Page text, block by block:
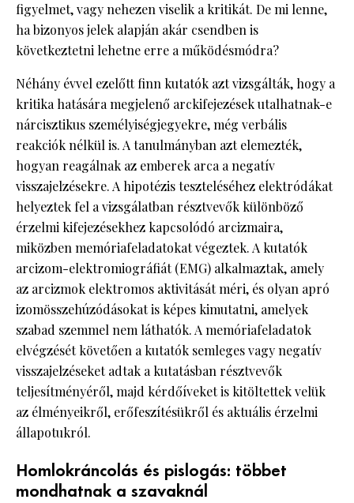
figyelmet, vagy nehezen viselik a kritikát. De mi lenne,
ha bizonyos jelek alapján akár csendben is
következtetni lehetne erre a működésmódra?
Néhány évvel ezelőtt finn kutatók azt vizsgálták, hogy a
kritika hatására megjelenő arckifejezések utalhatnak-e
nárcisztikus személyiségjegyekre, még verbális
reakciók nélkül is. A tanulmányban azt elemezték,
hogyan reagálnak az emberek arca a negatív
visszajelzésekre. A hipotézis teszteléséhez elektródákat
helyeztek fel a vizsgálatban résztvevők különböző
érzelmi kifejezésekhez kapcsolódó arcizmaira,
miközben memóriafeladatokat végeztek. A kutatók
arcizom-elektromiográfiát (EMG) alkalmaztak, amely
az arcizmok elektromos aktivitását méri, és olyan apró
izomösszehúzódásokat is képes kimutatni, amelyek
szabad szemmel nem láthatók. A memóriafeladatok
elvégzését követően a kutatók semleges vagy negatív
visszajelzéseket adtak a kutatásban résztvevők
teljesítményéről, majd kérdőíveket is kitöltettek velük
az élményeikről, erőfeszítésükről és aktuális érzelmi
állapotukról.
Homlokráncolás és pislogás: többet
mondhatnak a szavaknál